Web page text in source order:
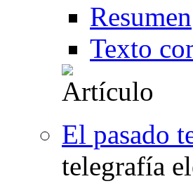
Resumen
Texto
El pasado
telegrafía